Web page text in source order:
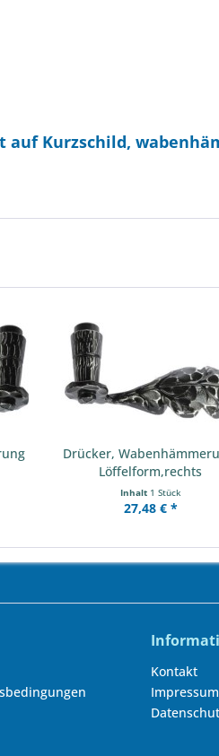
auf Kurzschild,
Drücker,
Löffelform,rechts
Inhalt 1 Stück
27,48 € *
Kontakt
Impressum